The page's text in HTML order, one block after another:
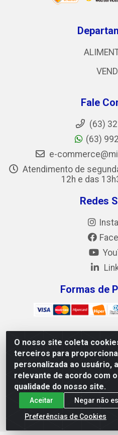
O nosso site coleta
terceiros para
personalizada ao usuário,
relevante de acordo com
qualidade do nosso site.
Aceitar
Negar não
Preferências de Cookies
Fale
(63)
(63)
e-
Atendimento de
12h e das
Redes
Formas de
Mix Alimentos LTDA - Quadra
02, S/N - Plano Diretor Norte,
CNPJ